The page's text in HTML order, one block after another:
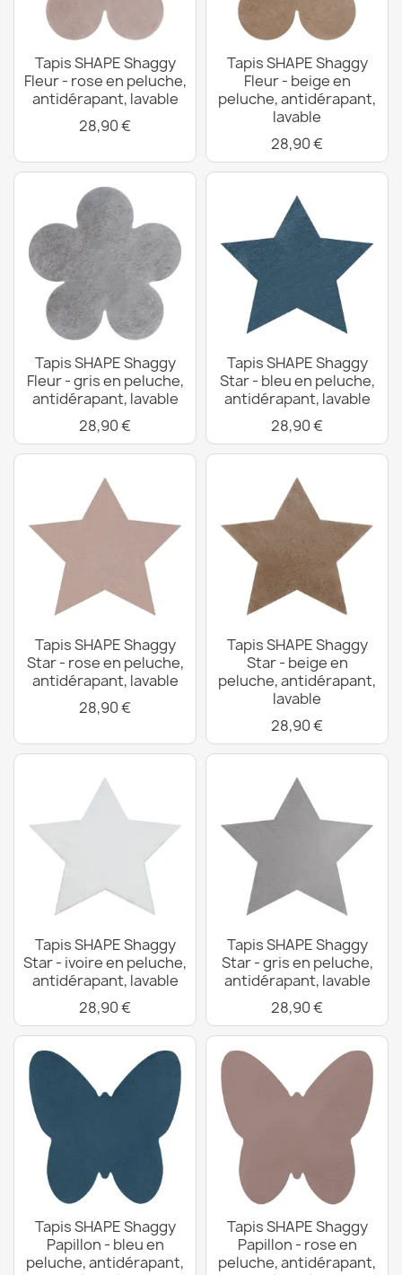
Tapis SHAPE Shaggy
Fleur - rose en peluche,
antidérapant, lavable
28,90 €
Tapis SHAPE Shaggy
Fleur - beige en
peluche, antidérapant,
lavable
28,90 €
Tapis SHAPE Shaggy
Fleur - gris en peluche,
antidérapant, lavable
28,90 €
Tapis SHAPE Shaggy
Star - bleu en peluche,
antidérapant, lavable
28,90 €
Tapis SHAPE Shaggy
Star - rose en peluche,
antidérapant, lavable
28,90 €
Tapis SHAPE Shaggy
Star - beige en
peluche, antidérapant,
lavable
28,90 €
Tapis SHAPE Shaggy
Star - ivoire en peluche,
antidérapant, lavable
28,90 €
Tapis SHAPE Shaggy
Star - gris en peluche,
antidérapant, lavable
28,90 €
Tapis SHAPE Shaggy
Papillon - bleu en
peluche, antidérapant,
Tapis SHAPE Shaggy
Papillon - rose en
peluche, antidérapant,